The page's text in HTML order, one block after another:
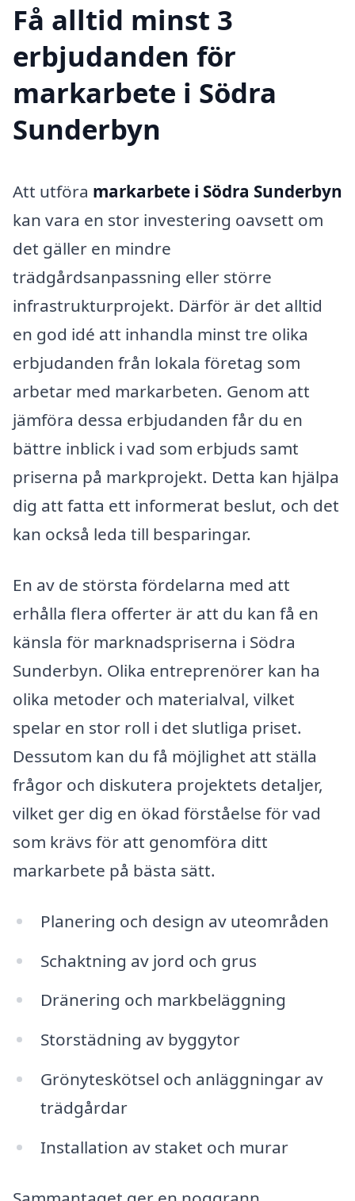
Få alltid minst 3
erbjudanden för
markarbete i Södra
Sunderbyn
Att utföra markarbete i Södra Sunderbyn
kan vara en stor investering oavsett om
det gäller en mindre
trädgårdsanpassning eller större
infrastrukturprojekt. Därför är det alltid
en god idé att inhandla minst tre olika
erbjudanden från lokala företag som
arbetar med markarbeten. Genom att
jämföra dessa erbjudanden får du en
bättre inblick i vad som erbjuds samt
priserna på markprojekt. Detta kan hjälpa
dig att fatta ett informerat beslut, och det
kan också leda till besparingar.
En av de största fördelarna med att
erhålla flera offerter är att du kan få en
känsla för marknadspriserna i Södra
Sunderbyn. Olika entreprenörer kan ha
olika metoder och materialval, vilket
spelar en stor roll i det slutliga priset.
Dessutom kan du få möjlighet att ställa
frågor och diskutera projektets detaljer,
vilket ger dig en ökad förståelse för vad
som krävs för att genomföra ditt
markarbete på bästa sätt.
Planering och design av uteområden
Schaktning av jord och grus
Dränering och markbeläggning
Storstädning av byggytor
Grönyteskötsel och anläggningar av
trädgårdar
Installation av staket och murar